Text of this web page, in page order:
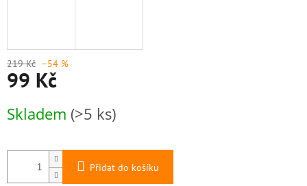
219 Kč –54 %
99 Kč
cena:
Skladem (>5 ks)
Přidat do košíku